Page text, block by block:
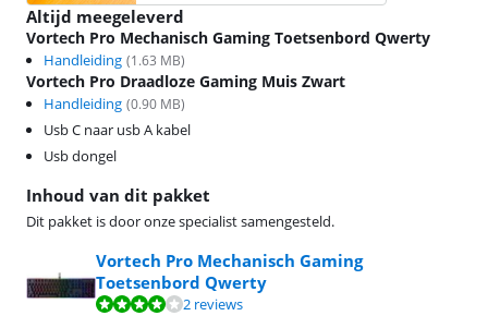
Inhoud van dit pakket
Dit pakket is door onze specialist samengesteld.
Vortech Pro Mechanisch Gaming
Toetsenbord Qwerty
Beoordeling is 7,8 van de 10, gebaseerd op 2 reviews.
2 reviews
Altijd meegeleverd
Vortech Pro Mechanisch Gaming Toetsenbord Qwerty
Handleiding (1.63 MB)
Vortech Pro Draadloze Gaming Muis Zwart
Handleiding (0.90 MB)
Usb C naar usb A kabel
Usb dongel